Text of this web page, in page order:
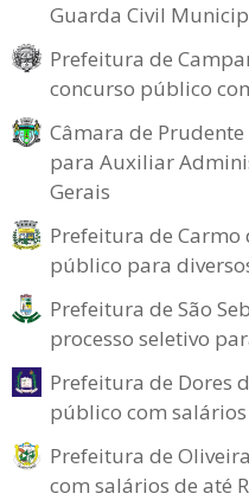
Guarda Civil
Prefeitura de
concurso público
Câmara de
para Auxiliar
Gerais
Prefeitura de Carmo
público para
Prefeitura de São
processo seletivo
Prefeitura de Dores
público com salários
Prefeitura de
com salários de até